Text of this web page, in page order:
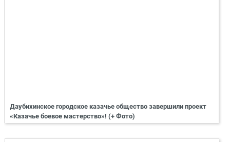
Даубихинское городское казачье общество завершили проект
«Казачье боевое мастерство»! (+ Фото)